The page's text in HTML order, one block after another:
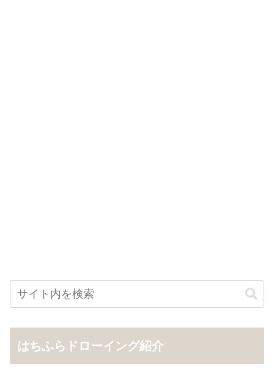
はちふらドローイング紹介